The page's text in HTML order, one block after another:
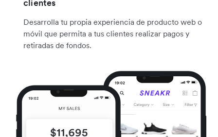
clientes
Desarrolla tu propia experiencia de producto web o
móvil que permita a tus clientes realizar pagos y
retiradas de fondos.